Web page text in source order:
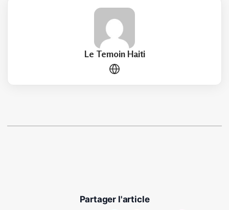
Le Temoin Haiti
Partager l'article